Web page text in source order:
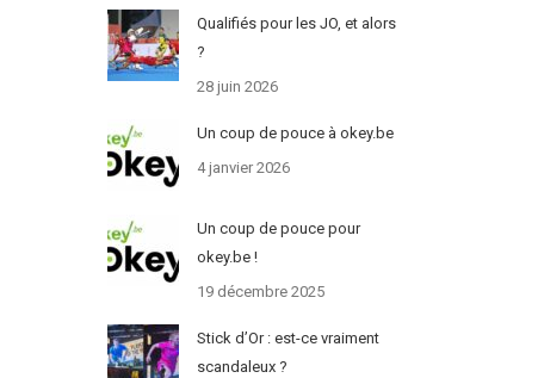
Qualifiés pour les JO, et alors
?
28 juin 2026
Un coup de pouce à okey.be
4 janvier 2026
Un coup de pouce pour
okey.be !
19 décembre 2025
Stick d’Or : est-ce vraiment
scandaleux ?